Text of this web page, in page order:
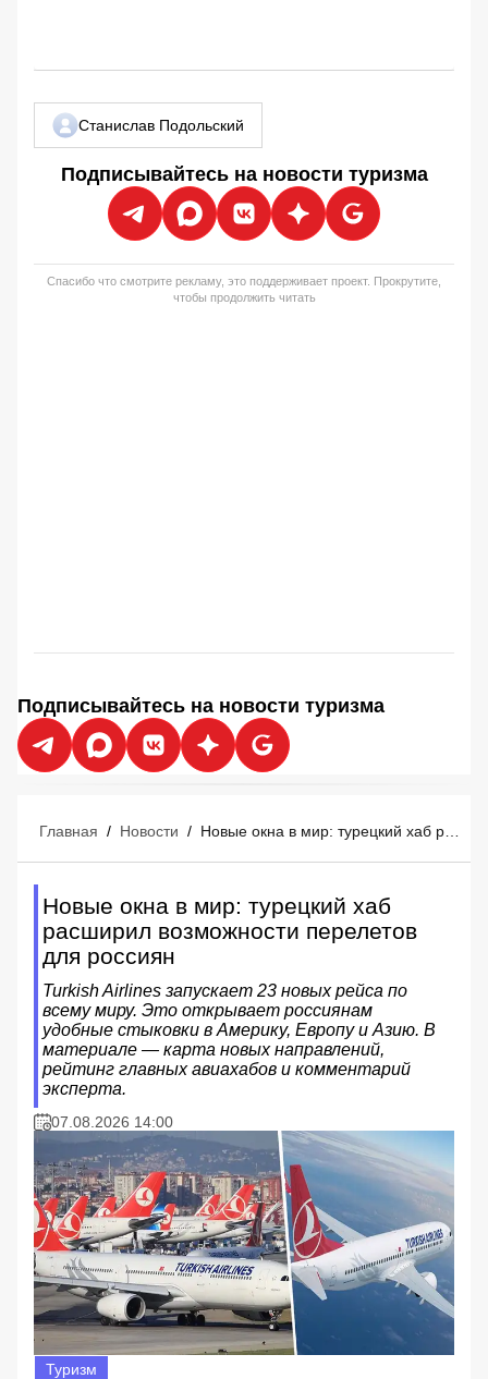
Станислав Подольский
Подписывайтесь на новости туризма
Спасибо что смотрите рекламу, это поддерживает проект. Прокрутите,
чтобы продолжить читать
Подписывайтесь на новости туризма
Главная / Новости /
Новые окна в мир: турецкий хаб
расширил возможности перелетов
для россиян
Turkish Airlines запускает 23 новых рейса по
всему миру. Это открывает россиянам
удобные стыковки в Америку, Европу и Азию. В
материале — карта новых направлений,
рейтинг главных авиахабов и комментарий
эксперта.
07.08.2026 14:00
Туризм